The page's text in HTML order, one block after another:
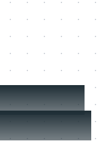
vrais